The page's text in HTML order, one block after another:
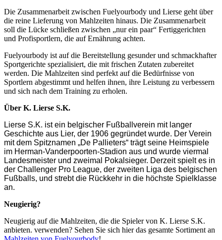
Die Zusammenarbeit zwischen Fuelyourbody und Lierse geht über
die reine Lieferung von Mahlzeiten hinaus. Die Zusammenarbeit
soll die Lücke schließen zwischen „nur ein paar“ Fertiggerichten
und Profisportlern, die auf Ernährung achten.
Fuelyourbody ist auf die Bereitstellung gesunder und schmackhafter
Sportgerichte spezialisiert, die mit frischen Zutaten zubereitet
werden. Die Mahlzeiten sind perfekt auf die Bedürfnisse von
Sportlern abgestimmt und helfen ihnen, ihre Leistung zu verbessern
und sich nach dem Training zu erholen.
Über K. Lierse S.K.
Lierse S.K. ist ein belgischer Fußballverein mit langer
Geschichte aus Lier, der 1906 gegründet wurde. Der Verein
mit dem Spitznamen „De Pallieters“ trägt seine Heimspiele
im Herman-Vanderpoorten-Stadion aus und wurde viermal
Landesmeister und zweimal Pokalsieger. Derzeit spielt es in
der Challenger Pro League, der zweiten Liga des belgischen
Fußballs, und strebt die Rückkehr in die höchste Spielklasse
an.
Neugierig?
Neugierig auf die Mahlzeiten, die die Spieler von K. Lierse S.K.
anbieten. verwenden? Sehen Sie sich hier das gesamte Sortiment an